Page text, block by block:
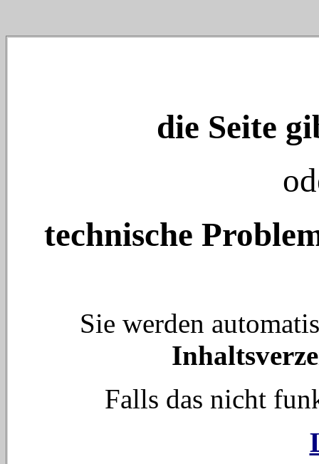
die Seite
technische
Sie werden
Falls das nicht